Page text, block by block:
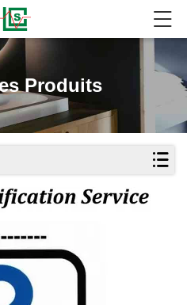
Produits